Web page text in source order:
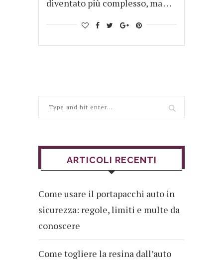
diventato più complesso, ma …
ARTICOLI RECENTI
Come usare il portapacchi auto in
sicurezza: regole, limiti e multe da
conoscere
Come togliere la resina dall’auto